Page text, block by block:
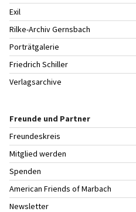
Exil
Rilke-Archiv Gernsbach
Porträtgalerie
Friedrich Schiller
Verlagsarchive
Freunde und Partner
Freundeskreis
Mitglied werden
Spenden
American Friends of Marbach
Newsletter